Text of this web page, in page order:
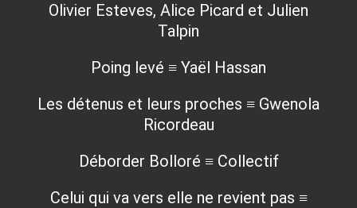
Olivier Esteves, Alice Picard et Julien
Talpin
Poing levé ≡ Yaël Hassan
Les détenus et leurs proches ≡ Gwenola
Ricordeau
Déborder Bolloré ≡ Collectif
Celui qui va vers elle ne revient pas ≡